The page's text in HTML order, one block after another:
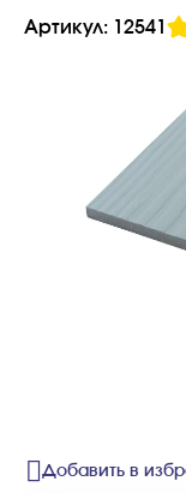
Артикул: 12541
Добавить в